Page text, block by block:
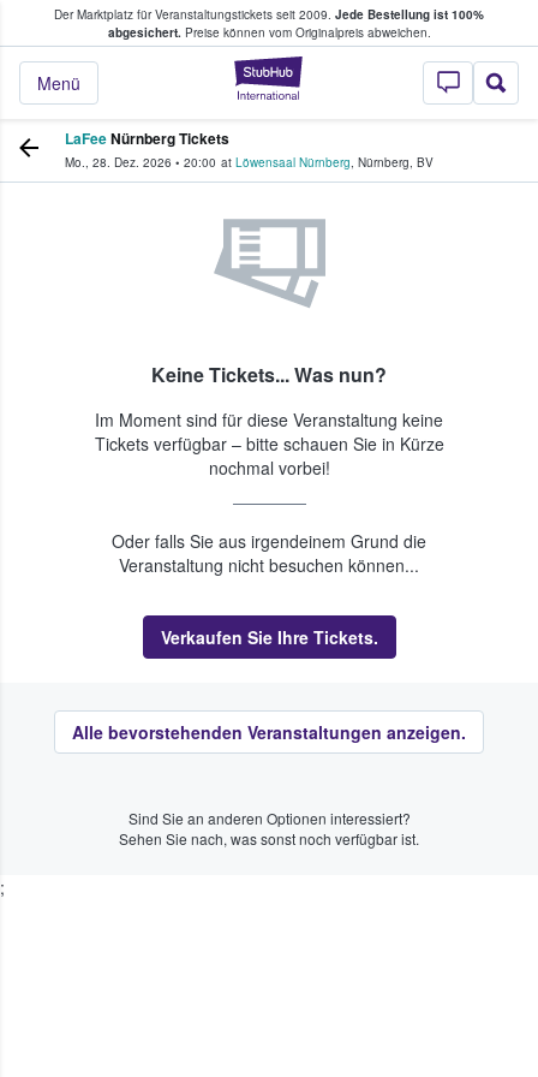
Der Marktplatz für Veranstaltungstickets seit 2009. Jede Bestellung ist 100%
abgesichert.Preise können vom Originalpreis abweichen.
StubHub - Wo
Menü
Tickets kaufen & verkaufen
LaFeeNürnberg Tickets
Mo., 28. Dez. 2026 • 20:00 at Löwensaal Nürnberg, Nürnberg, BV
Keine Tickets... Was nun?
Im Moment sind für diese Veranstaltung keine
Tickets verfügbar – bitte schauen Sie in Kürze
nochmal vorbei!
Oder falls Sie aus irgendeinem Grund die
Veranstaltung nicht besuchen können...
Verkaufen Sie Ihre Tickets.
Alle bevorstehenden Veranstaltungen anzeigen.
Sind Sie an anderen Optionen interessiert?
Sehen Sie nach, was sonst noch verfügbar ist.
;